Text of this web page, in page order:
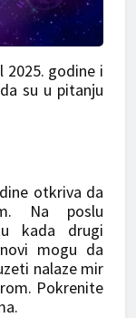
2025. godine i
su u pitanju
otkriva da
Na poslu
kada drugi
mogu da
nalaze mir
Pokrenite